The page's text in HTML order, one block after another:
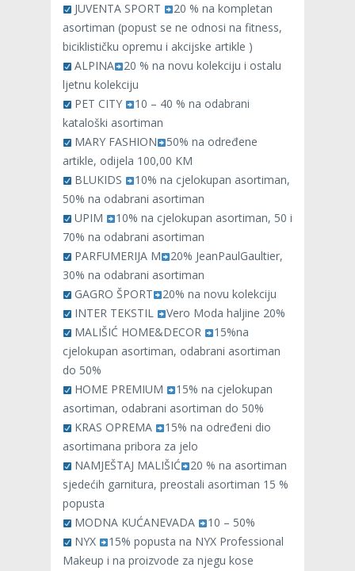
JUVENTA SPORT
20 % na kompletan
asortiman (popust se ne odnosi na fitness,
biciklističku opremu i akcijske artikle )
ALPINA
20 % na novu kolekciju i ostalu
ljetnu kolekciju
PET CITY
10 – 40 % na odabrani
kataloški asortiman
MARY FASHION
50% na određene
artikle, odijela 100,00 KM
BLUKIDS
10% na cjelokupan asortiman,
50% na odabrani asortiman
UPIM
10% na cjelokupan asortiman, 50 i
70% na odabrani asortiman
PARFUMERIJA M
20% JeanPaulGaultier,
30% na odabrani asortiman
GAGRO ŠPORT
20% na novu kolekciju
INTER TEKSTIL
Vero Moda haljine 20%
MALIŠIĆ HOME&DECOR
15%na
cjelokupan asortiman, odabrani asortiman
do 50%
HOME PREMIUM
15% na cjelokupan
asortiman, odabrani asortiman do 50%
KRAS OPREMA
15% na određeni dio
asortimana pribora za jelo
NAMJEŠTAJ MALIŠIĆ
20 % na asortiman
sjedećih garnitura, preostali asortiman 15 %
popusta
MODNA KUĆANEVADA
10 – 50%
NYX
15% popusta na NYX Professional
Makeup i na proizvode za njegu kose